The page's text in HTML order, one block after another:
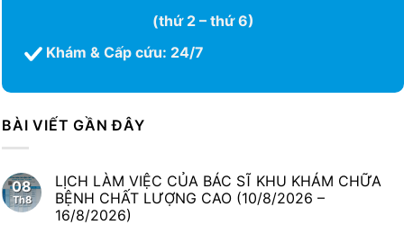
(thứ 2 – thứ 6)
Khám & Cấp cứu: 24/7
BÀI VIẾT GẦN ĐÂY
08
Th8
LỊCH LÀM VIỆC CỦA BÁC SĨ KHU KHÁM CHỮA
BỆNH CHẤT LƯỢNG CAO (10/8/2026 –
16/8/2026)